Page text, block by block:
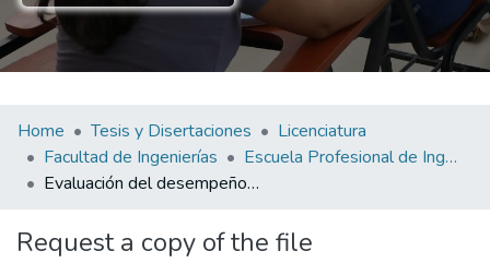
Home Tesis y Disertaciones
Licenciatura
Facultad de Ingenierías
Escuela Profesional de Ingeniería Civil
Evaluación del desempeño sísmico del edificio académico de la Universidad Nacional Intercultural Fabiola Salazar Leguía de Bagua mediante el método Pushover
Request a copy of the file